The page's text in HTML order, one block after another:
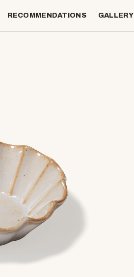
RECOMMENDATIONS GALLERY